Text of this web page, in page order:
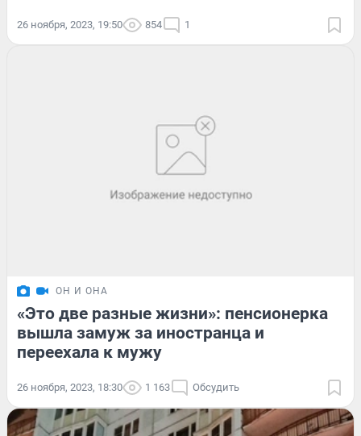
26 ноября, 2023, 19:50 854 1
ОН И ОНА
«Это две разные жизни»: пенсионерка
вышла замуж за иностранца и
переехала к мужу
26 ноября, 2023, 18:30 1 163 Обсудить